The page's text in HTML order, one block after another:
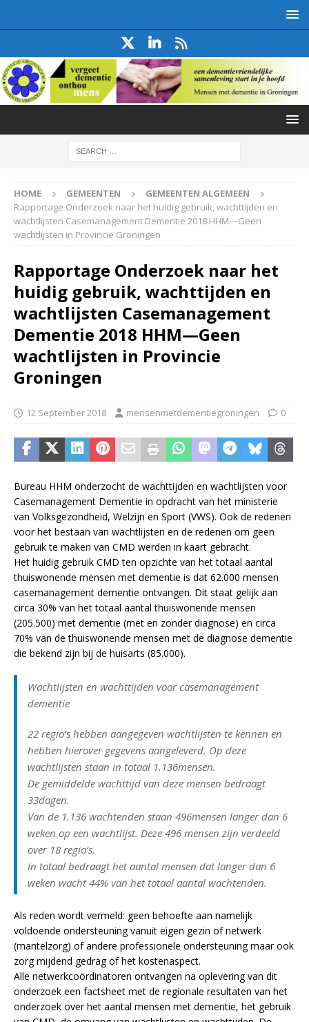
HOME GEMEENTEN
GEMEENTEN ALGEMEEN
Rapportage Onderzoek naar het huidig gebruik, wachttijden en
wachtlijsten Casemanagement Dementie 2018 HHM—Geen
wachtlijsten in Provincie Groningen
Rapportage Onderzoek naar het
huidig gebruik, wachttijden en
wachtlijsten Casemanagement
Dementie 2018 HHM—Geen
wachtlijsten in Provincie
Groningen
12 September 2018 mensenmetdementiegroningen 0
Bureau HHM onderzocht de wachttijden en wachtlijsten voor
Casemanagement Dementie in opdracht van het ministerie
van Volksgezondheid, Welzijn en Sport (VWS). Ook de redenen
voor het bestaan van wachtlijsten en de redenen om geen
gebruik te maken van CMD werden in kaart gebracht.
Het huidig gebruik CMD ten opzichte van het totaal aantal
thuiswonende mensen met dementie is dat 62.000 mensen
casemanagement dementie ontvangen. Dit staat gelijk aan
circa 30% van het totaal aantal thuiswonende mensen
(205.500) met dementie (met en zonder diagnose) en circa
70% van de thuiswonende mensen met de diagnose dementie
die bekend zijn bij de huisarts (85.000).
Wachtlijsten en wachttijden voor casemanagement
dementie
22 regio’s hebben aangegeven wachtlijsten te kennen en
hebben hierover gegevens aangeleverd. Op deze
wachtlijsten staan in totaal 1.136mensen.
De gemiddelde wachttijd van deze mensen bedraagt
33dagen.
Van de 1.136 wachtenden staan 496mensen langer dan 6
weken op een wachtlijst. Deze 496 mensen zijn verdeeld
over 18 regio’s.
In totaal bedraagt het aantal mensen dat langer dan 6
weken wacht 44% van het totaal aantal wachtenden.
Als reden wordt vermeld: geen behoefte aan namelijk
voldoende ondersteuning vanuit eigen gezin of netwerk
(mantelzorg) of andere professionele ondersteuning maar ook
zorg mijdend gedrag of het kostenaspect.
Alle netwerkcoördinatoren ontvangen na oplevering van dit
onderzoek een factsheet met de regionale resultaten van het
onderzoek over het aantal mensen met dementie, het gebruik